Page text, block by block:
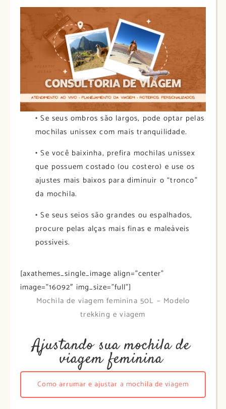
• Se seus ombros são largos, pode optar pelas
mochilas unissex com mais tranquilidade.
• Se você baixinha, prefira mochilas unissex
que possuem costado (ou costero) e use os
ajustes mais baixos para diminuir o “tronco”
da mochila.
• Se seus seios são grandes ou espalhados,
procure pelas alças mais finas e maleáveis
possíveis.
[axathemes_single_image align=”center”
image=”16092″ img_size=”full”]
Mochila de viagem feminina 50L – Modelo
trekking e viagem
Ajustando sua mochila de
viagem feminina
Como arrumar e ajustar a mochila de viagem